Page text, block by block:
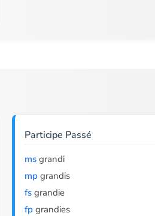
Participe Passé
msgrandi
mpgrandis
fsgrandie
fpgrandies